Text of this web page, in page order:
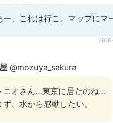
ー、これは行こ。マップにマ
@mozuya_sakura
ニオさん…東京に居たのね…
ず、水から感動したい。